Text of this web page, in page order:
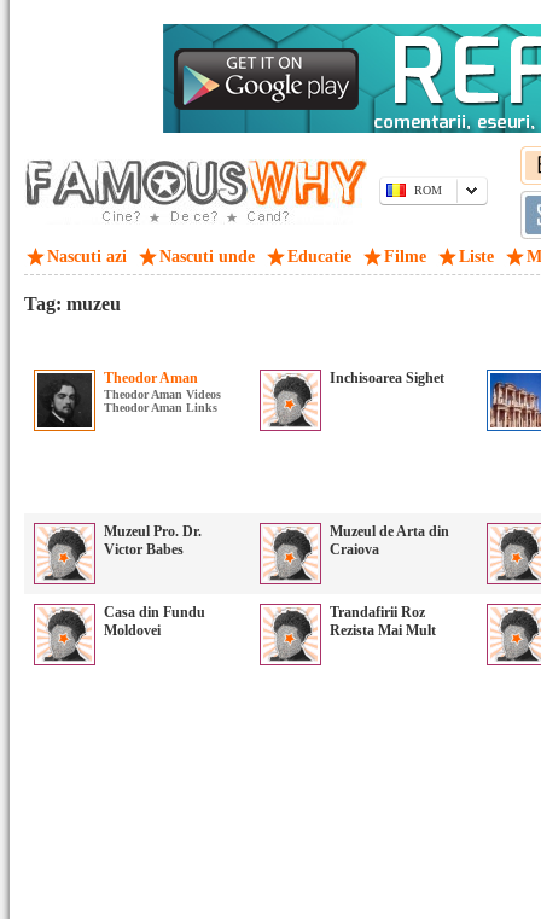
ROM
Nascuti azi Nascuti unde Educatie Filme Liste
Tag: muzeu
Theodor Aman
Theodor Aman Videos
Theodor Aman Links
Inchisoarea Sighet
Muzeul Pro. Dr.
Victor Babes
Muzeul de Arta din
Craiova
Casa din Fundu
Moldovei
Trandafirii Roz
Rezista Mai Mult